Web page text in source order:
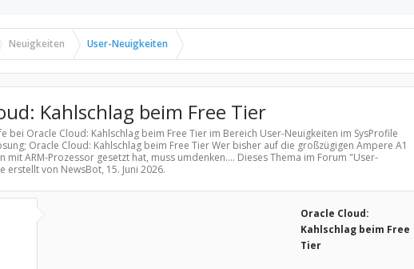
Neuigkeiten User-Neuigkeiten
Kahlschlag beim Free Tier
bei Oracle Cloud: Kahlschlag beim Free Tier im Bereich User-Neuigkeiten im SysProfile
Oracle Cloud: Kahlschlag beim Free Tier Wer bisher auf die großzügigen Ampere A1
mit ARM-Prozessor gesetzt hat, muss umdenken.... Dieses Thema im Forum "User-
erstellt von NewsBot, 15. Juni 2026.
Oracle Cloud:
Kahlschlag beim Free
Tier